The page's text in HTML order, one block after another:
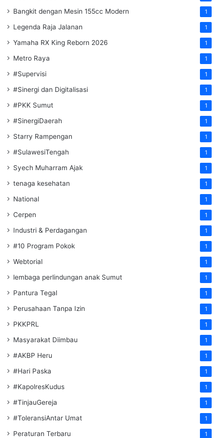
Bangkit dengan Mesin 155cc Modern 1
Legenda Raja Jalanan 1
Yamaha RX King Reborn 2026 1
Metro Raya 1
#Supervisi 1
#Sinergi dan Digitalisasi 1
#PKK Sumut 1
#SinergiDaerah 1
Starry Rampengan 1
#SulawesiTengah 1
Syech Muharram Ajak 1
tenaga kesehatan 1
National 1
Cerpen 1
Industri & Perdagangan 1
#10 Program Pokok 1
Webtorial 1
lembaga perlindungan anak Sumut 1
Pantura Tegal 1
Perusahaan Tanpa Izin 1
PKKPRL 1
Masyarakat Diimbau 1
#AKBP Heru 1
#Hari Paska 1
#KapolresKudus 1
#TinjauGereja 1
#ToleransiAntar Umat 1
Peraturan Terbaru 1